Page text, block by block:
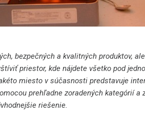
bezpečných a kvalitných produktov,
priestor, kde nájdete všetko pod
miesto v súčasnosti predstavuje
prehľadne zoradených kategórií a
riešenie.